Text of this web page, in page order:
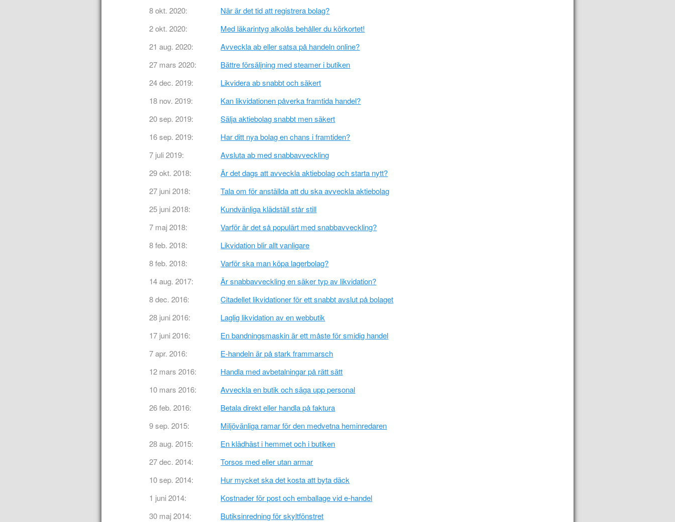
8 okt. 2020:
När är det tid att registrera bolag?
2 okt. 2020:
Med läkarintyg alkolås behåller du körkortet!
21 aug. 2020:
Avveckla ab eller satsa på handeln online?
27 mars 2020:
Bättre försäljning med steamer i butiken
24 dec. 2019:
Likvidera ab snabbt och säkert
18 nov. 2019:
Kan likvidationen påverka framtida handel?
20 sep. 2019:
Sälja aktiebolag snabbt men säkert
16 sep. 2019:
Har ditt nya bolag en chans i framtiden?
7 juli 2019:
Avsluta ab med snabbavveckling
29 okt. 2018:
Är det dags att avveckla aktiebolag och starta nytt?
27 juni 2018:
Tala om för anställda att du ska avveckla aktiebolag
25 juni 2018:
Kundvänliga klädställ står still
7 maj 2018:
Varför är det så populärt med snabbavveckling?
8 feb. 2018:
Likvidation blir allt vanligare
8 feb. 2018:
Varför ska man köpa lagerbolag?
14 aug. 2017:
Är snabbavveckling en säker typ av likvidation?
8 dec. 2016:
Citadellet likvidationer för ett snabbt avslut på bolaget
28 juni 2016:
Laglig likvidation av en webbutik
17 juni 2016:
En bandningsmaskin är ett måste för smidig handel
7 apr. 2016:
E-handeln är på stark frammarsch
12 mars 2016:
Handla med avbetalningar på rätt sätt
10 mars 2016:
Avveckla en butik och säga upp personal
26 feb. 2016:
Betala direkt eller handla på faktura
9 sep. 2015:
Miljövänliga ramar för den medvetna heminredaren
28 aug. 2015:
En klädhäst i hemmet och i butiken
27 dec. 2014:
Torsos med eller utan armar
10 sep. 2014:
Hur mycket ska det kosta att byta däck
1 juni 2014:
Kostnader för post och emballage vid e-handel
30 maj 2014:
Butiksinredning för skyltfönstret